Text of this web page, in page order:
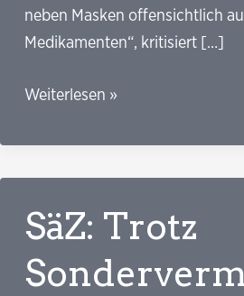
neben Masken offensichtlich
Medikamenten“, kritisiert […]
Correctiv:
und
Linke
Aufklärung
über
Spahns
Weiterlesen »
SäZ: Trotz